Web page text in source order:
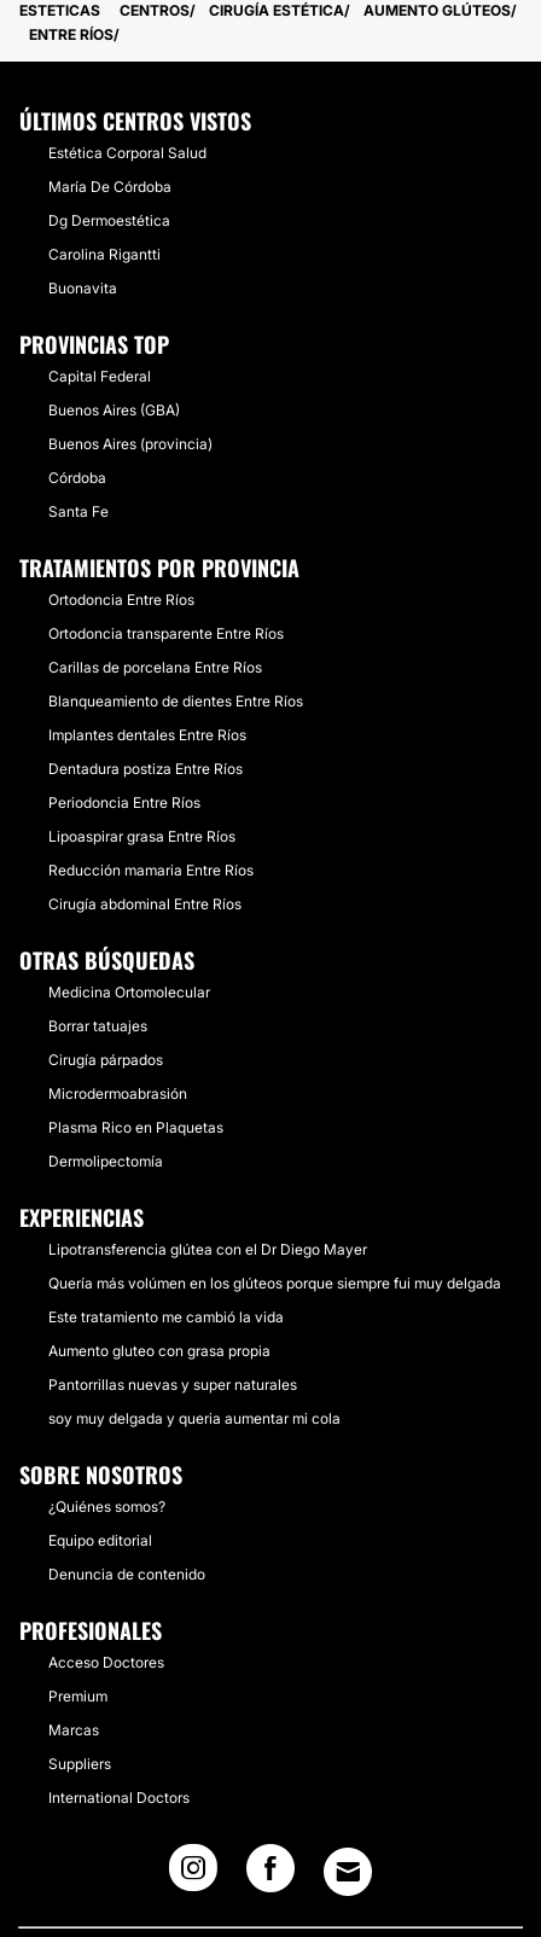
ESTETICAS CENTROS CIRUGÍA ESTÉTICA
AUMENTO GLÚTEOS
ENTRE RÍOS
ÚLTIMOS CENTROS VISTOS
Estética Corporal Salud
María De Córdoba
Dg Dermoestética
Carolina Rigantti
Buonavita
PROVINCIAS TOP
Capital Federal
Buenos Aires (GBA)
Buenos Aires (provincia)
Córdoba
Santa Fe
TRATAMIENTOS POR PROVINCIA
Ortodoncia Entre Ríos
Ortodoncia transparente Entre Ríos
Carillas de porcelana Entre Ríos
Blanqueamiento de dientes Entre Ríos
Implantes dentales Entre Ríos
Dentadura postiza Entre Ríos
Periodoncia Entre Ríos
Lipoaspirar grasa Entre Ríos
Reducción mamaria Entre Ríos
Cirugía abdominal Entre Ríos
OTRAS BÚSQUEDAS
Medicina Ortomolecular
Borrar tatuajes
Cirugía párpados
Microdermoabrasión
Plasma Rico en Plaquetas
Dermolipectomía
EXPERIENCIAS
Lipotransferencia glútea con el Dr Diego Mayer
Quería más volúmen en los glúteos porque siempre fui muy delgada
Este tratamiento me cambió la vida
Aumento gluteo con grasa propia
Pantorrillas nuevas y super naturales
soy muy delgada y queria aumentar mi cola
SOBRE NOSOTROS
¿Quiénes somos?
Equipo editorial
Denuncia de contenido
PROFESIONALES
Acceso Doctores
Premium
Marcas
Suppliers
International Doctors